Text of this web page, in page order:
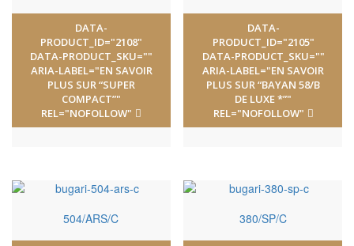
DATA-
PRODUCT_ID="2108"
DATA-PRODUCT_SKU=""
ARIA-LABEL="EN SAVOIR
PLUS SUR “SUPER
COMPACT”"
REL="NOFOLLOW"
DATA-
PRODUCT_ID="2105"
DATA-PRODUCT_SKU=""
ARIA-LABEL="EN SAVOIR
PLUS SUR “BAYAN 58/B
DE LUXE *”"
REL="NOFOLLOW"
504/ARS/C 380/SP/C